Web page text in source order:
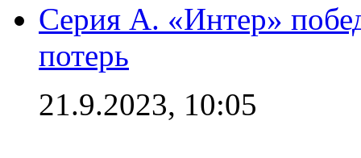
Серия А. «Интер»
потерь
21.9.2023, 10:05